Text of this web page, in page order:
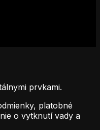
prvkami.
platobné
o vytknutí vady a